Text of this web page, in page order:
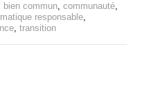
bien commun,communauté,
responsable,
,transition